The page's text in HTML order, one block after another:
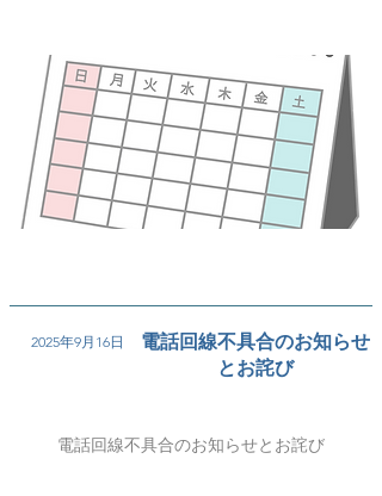
2025年9月16日
電話回線不具合のお知らせ
とお詫び
電話回線不具合のお知らせとお詫び